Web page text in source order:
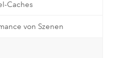
Caches
von Szenen